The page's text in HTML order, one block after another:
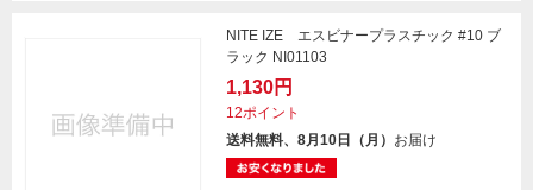
NITE IZE エスビナープラスチック #10 ブ
ラック NI01103
1,130円
12ポイント
送料無料、8月10日（月） お届け